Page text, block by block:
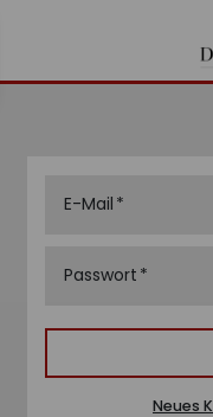
E-Mail
Passwort
Neues